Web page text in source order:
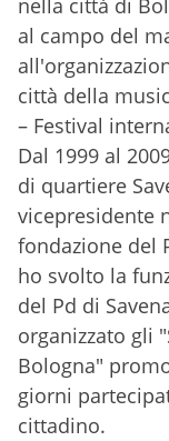
nella città di
al campo del
città della
– Festival
Dal 1999 al
di quartiere
vicepresidente
fondazione del
ho svolto la
del Pd di
organizzato gli
Bologna"
giorni
cittadino.